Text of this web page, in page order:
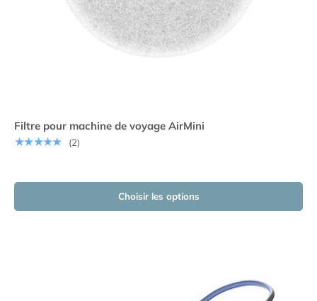
Filtre pour machine de voyage AirMini
★★★★★
(2)
Choisir les options